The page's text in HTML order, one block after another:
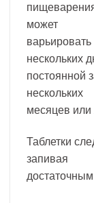
может
нескольких
постоянной
нескольких
месяцев или
Таблетки
запивая